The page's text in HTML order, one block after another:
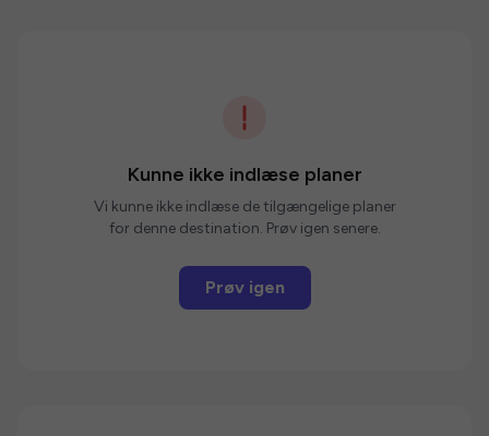
Kunne ikke indlæse planer
Vi kunne ikke indlæse de tilgængelige planer
for denne destination. Prøv igen senere.
Prøv igen